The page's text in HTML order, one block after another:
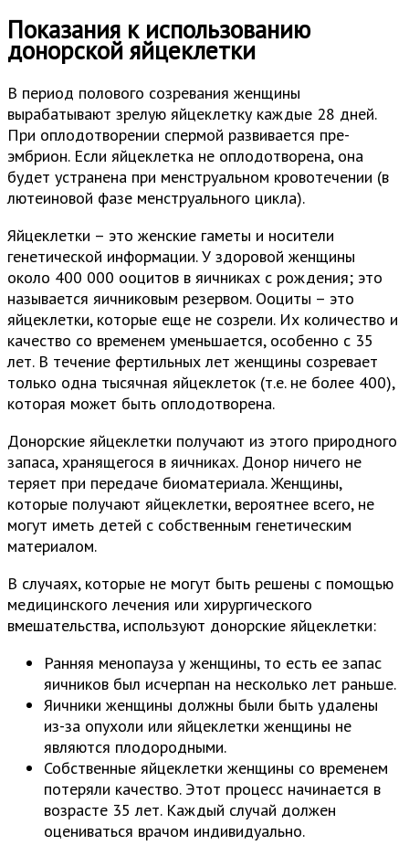
Показания к использованию
донорской яйцеклетки
В период полового созревания женщины
вырабатывают зрелую яйцеклетку каждые 28 дней.
При оплодотворении спермой развивается пре-
эмбрион. Если яйцеклетка не оплодотворена, она
будет устранена при менструальном кровотечении (в
лютеиновой фазе менструального цикла).
Яйцеклетки – это женские гаметы и носители
генетической информации. У здоровой женщины
около 400 000 ооцитов в яичниках с рождения; это
называется яичниковым резервом. Ооциты – это
яйцеклетки, которые еще не созрели. Их количество и
качество со временем уменьшается, особенно с 35
лет. В течение фертильных лет женщины созревает
только одна тысячная яйцеклеток (т.е. не более 400),
которая может быть оплодотворена.
Донорские яйцеклетки получают из этого природного
запаса, хранящегося в яичниках. Донор ничего не
теряет при передаче биоматериала. Женщины,
которые получают яйцеклетки, вероятнее всего, не
могут иметь детей с собственным генетическим
материалом.
В случаях, которые не могут быть решены с помощью
медицинского лечения или хирургического
вмешательства, используют донорские яйцеклетки:
Ранняя менопауза у женщины, то есть ее запас
яичников был исчерпан на несколько лет раньше.
Яичники женщины должны были быть удалены
из-за опухоли или яйцеклетки женщины не
являются плодородными.
Собственные яйцеклетки женщины со временем
потеряли качество. Этот процесс начинается в
возрасте 35 лет. Каждый случай должен
оцениваться врачом индивидуально.